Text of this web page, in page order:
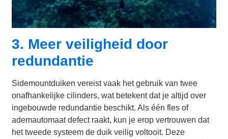
3. Meer veiligheid door
redundantie
Sidemountduiken vereist vaak het gebruik van twee
onafhankelijke cilinders, wat betekent dat je altijd over
ingebouwde redundantie beschikt. Als één fles of
ademautomaat defect raakt, kun je erop vertrouwen dat
het tweede systeem de duik veilig voltooit. Deze